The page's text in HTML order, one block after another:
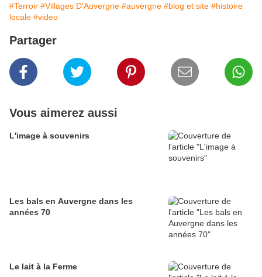
#Terroir #Villages D'Auvergne #auvergne #blog et site #histoire
locale #video
Partager
Vous aimerez aussi
L'image à souvenirs
Les bals en Auvergne dans les
années 70
Le lait à la Ferme